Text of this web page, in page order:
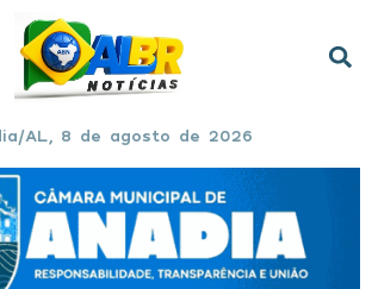
AL, 8 de agosto de 2026